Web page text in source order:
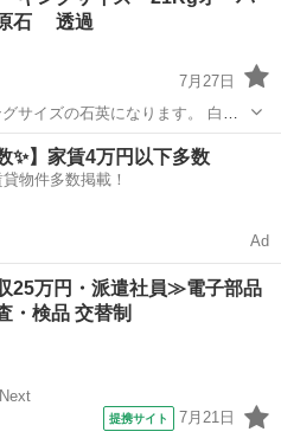
石 透過
7月27日
イズの石英になります。 白色
当てる場所によって色合いの違
透過がみられます。ぜひお部屋
貨/小物 キングサイズ
✨】家賃4万円以下多数
物件多数掲載！
Ad
25万円・派遣社員≫電子部品
・検品 交替制
提携サイト 7月21日